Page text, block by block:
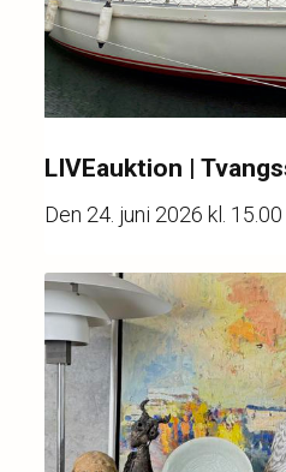
LIVEauktion |
Den 24. juni 2026 kl. 15.00